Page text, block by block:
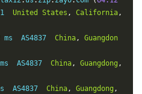
United States , California,
ms  AS4837 China,
Guangdon
ms  AS4837 China, Guangdong ,
AS4837 China, Guangdong ,